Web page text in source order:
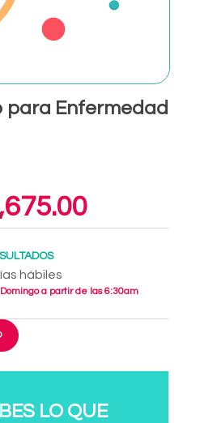
para Enfermedad
hábiles
a partir de las 6:30am
LO QUE